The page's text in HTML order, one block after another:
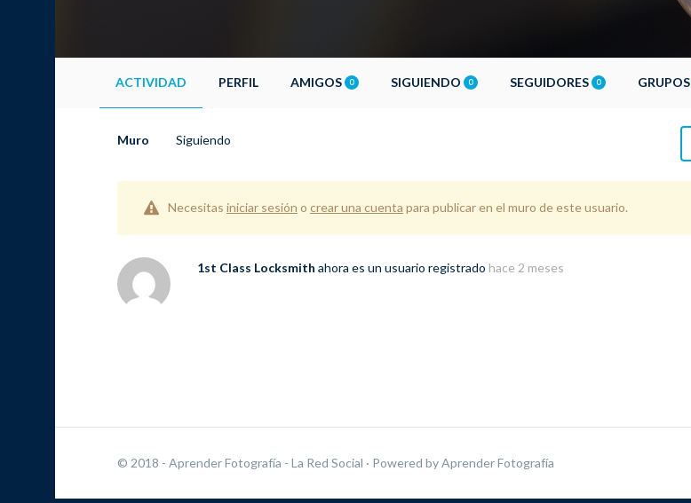
ACTIVIDAD PERFIL AMIGOS 0 SIGUIENDO 0 SEGUIDORES 0 GRUPOS
Muro Siguiendo
Necesitas iniciar sesión o crear una cuenta para publicar en el muro de este usuario.
1st Class Locksmith ahora es un usuario registrado hace 2 meses
© 2018 - Aprender Fotografía - La Red Social · Powered byAprender Fotografía